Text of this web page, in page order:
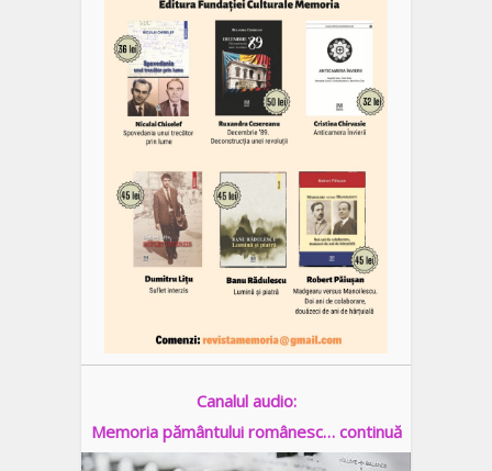
Canalul audio:
Memoria pământului românesc… continuă